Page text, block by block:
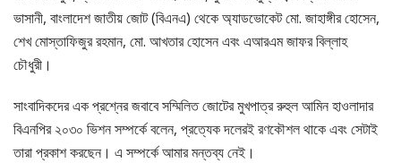
ভাসানী, বাংলাদেশ জাতীয় জোট (বিএনএ) থেকে অ্যাডভোকেট মো. জাহাঙ্গীর হোসেন,
শেখ মোস্তাফিজুর রহমান, মো. আখতার হোসেন এবং এআরএম জাফর বিল্লাহ
চৌধুরী।
সাংবাদিকদের এক প্রশ্নের জবাবে সম্মিলিত জোটের মুখপাত্র রুহুল আমিন হাওলাদার
বিএনপির ২০৩০ ভিশন সম্পর্কে বলেন, প্রত্যেক দলেরই রণকৌশল থাকে এবং সেটাই
তারা প্রকাশ করছেন। এ সম্পর্কে আমার মন্তব্য নেই।